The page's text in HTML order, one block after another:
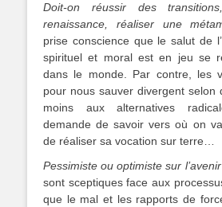
Doit-on réussir des
renaissance, réaliser une
prise conscience que le salut de
spirituel et moral est en jeu se
dans le monde. Par contre, les
pour nous sauver divergent selon
moins aux alternatives
demande de savoir vers où on
de réaliser sa vocation sur terre…
Pessimiste ou optimiste sur
sont sceptiques face aux
que le mal et les rapports de